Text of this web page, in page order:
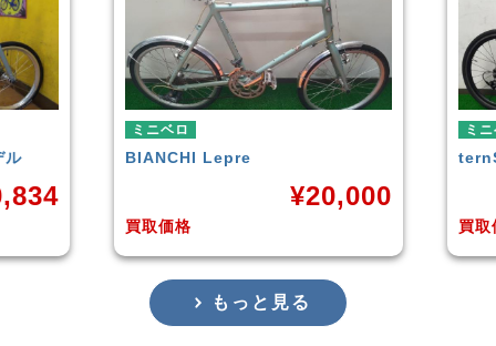
ミニベロ
ternSURGE 2021年モデル
買取価格
¥33,249
ミ
買取
もっと見る